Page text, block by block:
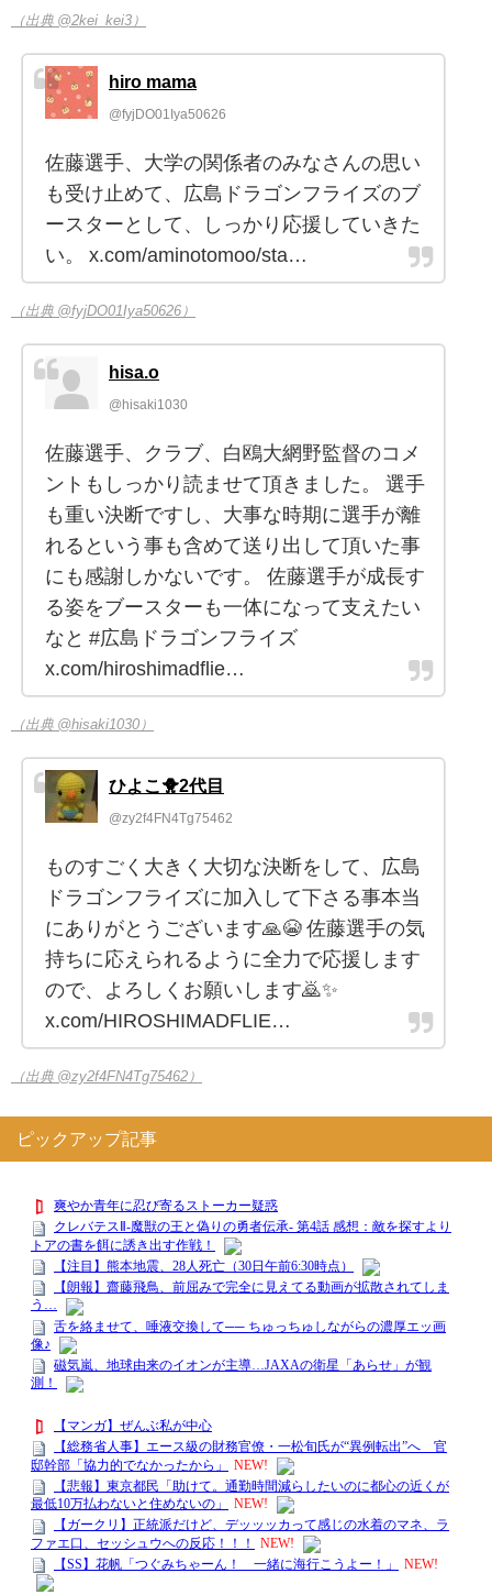
（出典 @2kei_kei3）
hiro mama
@fyjDO01Iya50626
佐藤選手、大学の関係者のみなさんの思い
も受け止めて、広島ドラゴンフライズのブ
ースターとして、しっかり応援していきた
い。 x.com/aminotomoo/sta…
（出典 @fyjDO01Iya50626）
hisa.o
@hisaki1030
佐藤選手、クラブ、白鴎大網野監督のコメ
ントもしっかり読ませて頂きました。 選手
も重い決断ですし、大事な時期に選手が離
れるという事も含めて送り出して頂いた事
にも感謝しかないです。 佐藤選手が成長す
る姿をブースターも一体になって支えたい
なと #広島ドラゴンフライズ
x.com/hiroshimadflie…
（出典 @hisaki1030）
ひよこ🐥2代目
@zy2f4FN4Tg75462
ものすごく大きく大切な決断をして、広島
ドラゴンフライズに加入して下さる事本当
にありがとうございます🙏😭 佐藤選手の気
持ちに応えられるように全力で応援します
ので、よろしくお願いします🙇✨️
x.com/HIROSHIMADFLIE…
（出典 @zy2f4FN4Tg75462）
ピックアップ記事